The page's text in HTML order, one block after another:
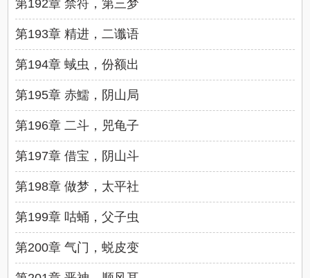
第192章 禁符，第三梦
第193章 精进，二谶语
第194章 蜮虫，份额出
第195章 赤鱬，阴山局
第196章 二斗，兕龟子
第197章 借宝，阴山斗
第198章 做梦，太平社
第199章 咕蛹，父子虫
第200章 气门，蜕皮变